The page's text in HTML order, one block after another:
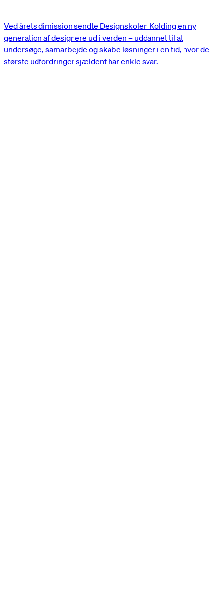
Ved årets dimission sendte Designskolen Kolding en ny
generation af designere ud i verden – uddannet til at
undersøge, samarbejde og skabe løsninger i en tid, hvor de
største udfordringer sjældent har enkle svar.